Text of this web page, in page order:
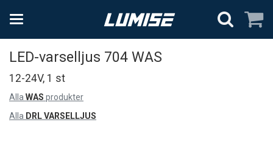
LED-varselljus 704 WAS
12-24V, 1 st
Alla WAS produkter
Alla DRL VARSELLJUS